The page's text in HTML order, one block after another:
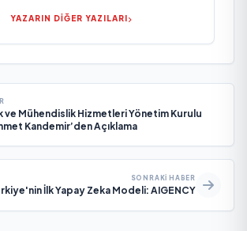
YAZARIN DİĞER YAZILARI
ve Mühendislik Hizmetleri Yönetim Kurulu
Kandemir’den Açıklama
SONRAKI HABER
İlk Yapay Zeka Modeli: AIGENCY